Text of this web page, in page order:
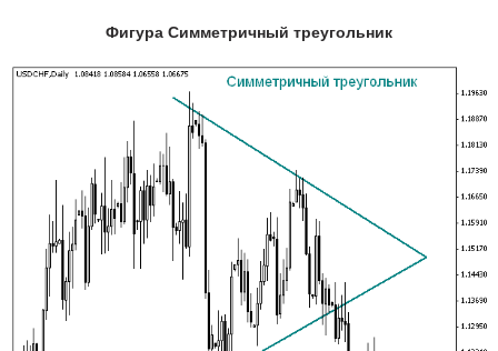
Фигура Симметричный треугольник